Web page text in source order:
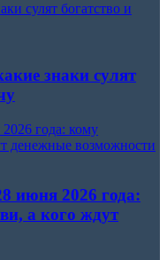
сулят богатство и
знаки сулят
года: кому
денежные возможности
июня 2026 года:
а кого ждут